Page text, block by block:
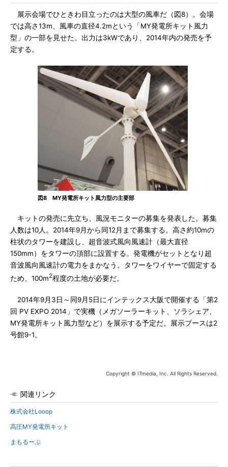
展示会場でひときわ目立ったのは大型の風車だ（図8）。会場
では高さ13m、風車の直径4.2mという「MY発電所キット風力
型」の一部を見せた。出力は3kWであり、2014年内の発売を予
定する。
図8 MY発電所キット風力型の主要部
キットの発売に先立ち、風況モニターの募集を発表した。募集
人数は10人。2014年9月から同12月まで募集する。高さ約10mの
柱状のタワーを建設し、超音波式風向風速計（最大直径
150mm）をタワーの頂部に設置する。発電機がセットとなり超
音波風向風速計の電力をまかなう。タワーをワイヤーで固定する
ため、100m2程度の土地が必要だ。
2014年9月3日～同9月5日にインテックス大阪で開催する「第2
回 PV EXPO 2014」で実機（メガソーラーキット、ソラシェア、
MY発電所キット風力型など）を展示する予定だ。展示ブースは2
号館9-1。
Copyright © ITmedia, Inc. All Rights Reserved.
関連リンク
株式会社Looop
高圧MY発電所キット
まもるーぷ